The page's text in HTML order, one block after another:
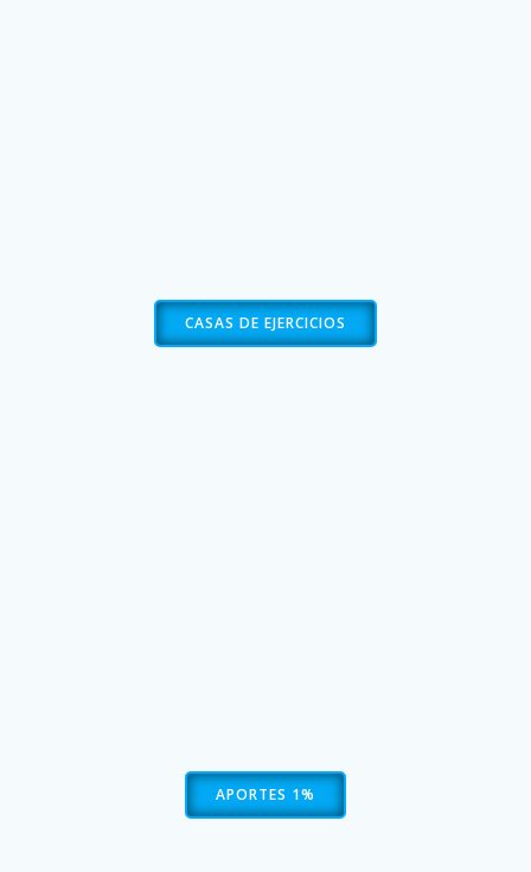
CASAS DE EJERCICIOS
APORTES 1%